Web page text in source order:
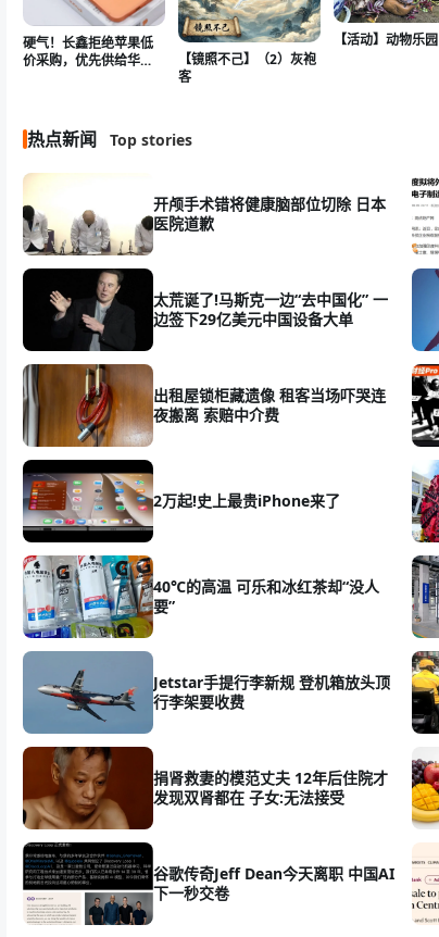
硬气！长鑫拒绝苹果低
价采购，优先供给华
【镜照不己】（2）灰袍
客
【活动】动物乐园
热点新闻 Top stories
开颅手术错将健康脑部位切除 日本
医院道歉
太荒诞了!马斯克一边“去中国化” 一
边签下29亿美元中国设备大单
出租屋锁柜藏遗像 租客当场吓哭连
夜搬离 索赔中介费
2万起!史上最贵iPhone来了
40℃的高温 可乐和冰红茶却“没人
要”
Jetstar手提行李新规 登机箱放头顶
行李架要收费
捐肾救妻的模范丈夫 12年后住院才
发现双肾都在 子女:无法接受
谷歌传奇Jeff Dean今天离职 中国AI
下一秒交卷